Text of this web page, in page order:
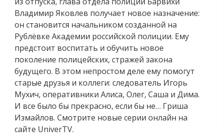
Владимир Яковлев получает новое назначение:
он становится начальником созданной на
Рублёвке Академии российской полиции. Ему
предстоит воспитать и обучить новое
поколение полицейских, стражей закона
будущего. В этом непростом деле ему помогут
старые друзья и коллеги: следователь Игорь
Мухич, оперативники Алиса, Олег, Саша и Дима.
И все было бы прекрасно, если бы не… Гриша
Измайлов. Смотрите новые серии онлайн на
сайте UniverTV.